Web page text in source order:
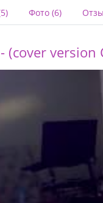
Фото (6)
(cover version